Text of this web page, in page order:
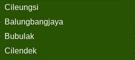
Cileungsi
Balungbangjaya
Bubulak
Cilendek